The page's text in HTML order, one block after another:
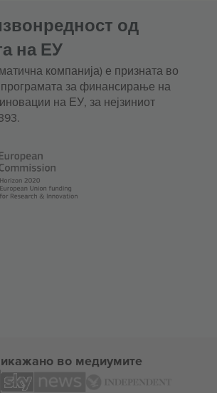
од
на ЕУ
компанија) е призната во
за финансирање на
на ЕУ, за нејзиниот
во медиумите